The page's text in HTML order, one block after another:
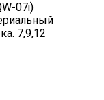
07i)
7,9,12